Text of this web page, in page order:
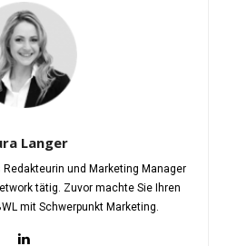
Langer
und Marketing Manager
tätig. Zuvor machte Sie Ihren
mit Schwerpunkt Marketing.